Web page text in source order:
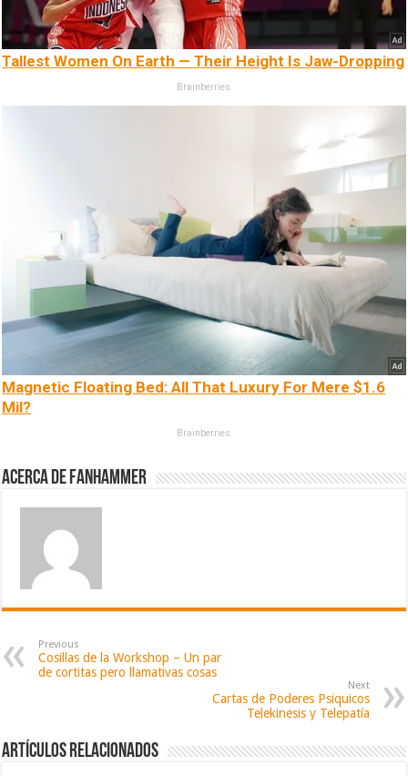
Tallest Women On Earth — Their Height Is Jaw-Dropping
Brainberries
Magnetic Floating Bed: All That Luxury For Mere $1.6
Mil?
Brainberries
Acerca de fanhammer
Previous
Cosillas de la Workshop – Un par
de cortitas pero llamativas cosas
Next
Cartas de Poderes Psiquicos
Telekinesis y Telepatía
Artículos relacionados